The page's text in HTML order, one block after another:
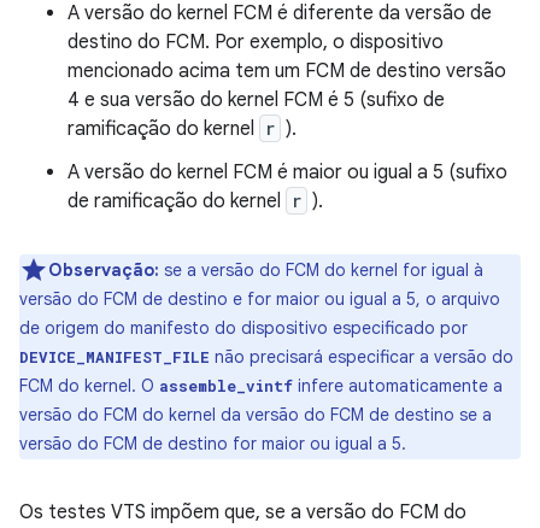
A versão do kernel FCM é diferente da versão de
destino do FCM. Por exemplo, o dispositivo
mencionado acima tem um FCM de destino versão
4 e sua versão do kernel FCM é 5 (sufixo de
ramificação do kernel
r ).
A versão do kernel FCM é maior ou igual a 5 (sufixo
de ramificação do kernel
r ).
Observação: se a versão do FCM do kernel for igual à
versão do FCM de destino e for maior ou igual a 5, o arquivo
de origem do manifesto do dispositivo especificado por
DEVICE_MANIFEST_FILE não precisará especificar a versão do
FCM do kernel. O assemble_vintf infere automaticamente a
versão do FCM do kernel da versão do FCM de destino se a
versão do FCM de destino for maior ou igual a 5.
Os testes VTS impõem que, se a versão do FCM do